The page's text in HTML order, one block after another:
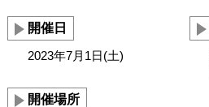
開催日
2023年7月1日(土)
開催場所